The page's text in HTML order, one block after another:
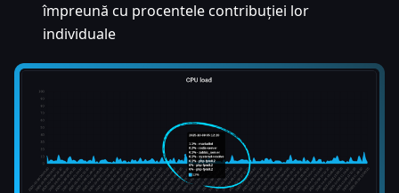
împreună cu procentele contribuției lor
individuale